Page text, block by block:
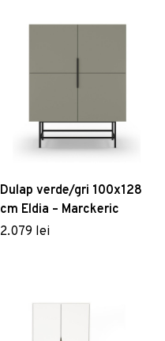
Dulap verde/gri 100x128
cm Eldia – Marckeric
2.079 lei